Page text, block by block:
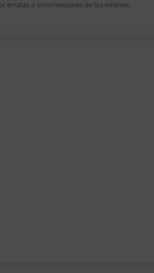
erratas o incorrecciones de los mismos.